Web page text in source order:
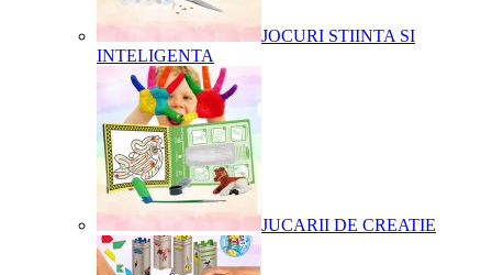
JOCURI STIINTA SI
INTELIGENTA
JUCARII DE CREATIE